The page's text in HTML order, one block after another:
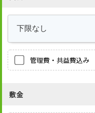
管理費・共益費込み
敷金